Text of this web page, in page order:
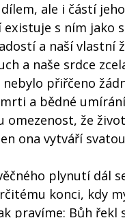
ale i částí
s ním jako
a naší vlastní
a naše srdce
přiřčeno
a bědné
omezenost, že
ona vytváří
plynutí dál
konci, kdy
pravíme: Bůh řekl